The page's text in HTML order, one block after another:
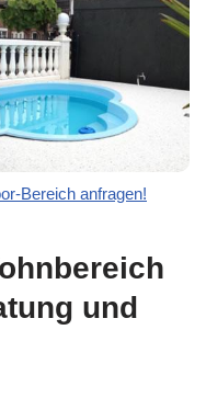
Bereich anfragen!
und